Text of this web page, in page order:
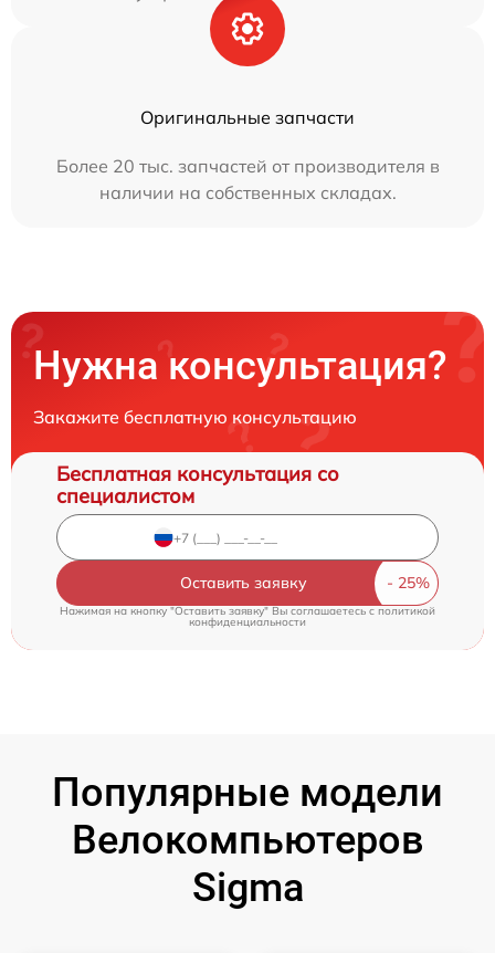
Оригинальные запчасти
Более 20 тыс. запчастей от производителя в
наличии на собственных складах.
Нужна консультация?
Закажите бесплатную консультацию
Бесплатная консультация со
специалистом
Оставить заявку
Нажимая на кнопку "Оставить заявку" Вы соглашаетесь c политикой
конфиденциальности
Популярные модели
Велокомпьютеров
Sigma